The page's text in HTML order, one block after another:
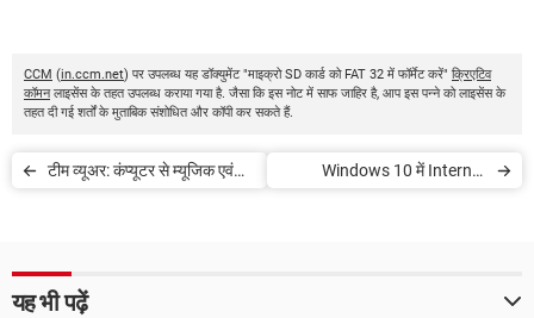
CCM (in.ccm.net) पर उपलब्ध यह डॉक्युमेंट "माइक्रो SD कार्ड को FAT 32 में फॉर्मेट करें" क्रिएटिव
कॉमनलाइसेंस के तहत उपलब्ध कराया गया है. जैसा कि इस नोट में साफ जाहिर है, आप इस पन्ने को लाइसेंस के
तहत दी गई शर्तों के मुताबिक संशोधित और कॉपी कर सकते हैं.
टीम व्यूअर: कंप्यूटर से म्यूजिक एवं
Windows 10 में Internet
यह भी पढ़ें